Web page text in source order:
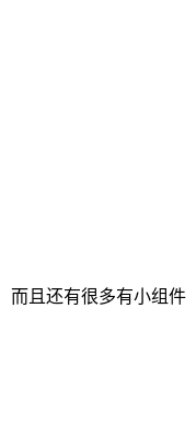
而且还有很多有小组件